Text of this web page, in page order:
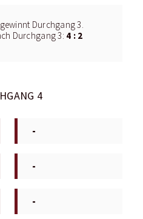
gewinnt Durchgang 3.
Durchgang 3: 4 : 2
4
-
-
-